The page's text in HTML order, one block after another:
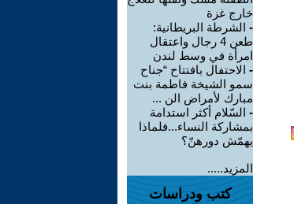
خارج غزة
- الشرطة البريطانية:
طعن 4 رجال واعتقال
امرأة في وسط لندن
- الاحتفال بافتتاح “جناح
سمو الشيخة فاطمة بنت
مبارك لأمراض الن ...
- السّلام أكثر استدامة
بمشاركة النساء...فلماذا
يهمّش دورهنّ؟
المزيد.....
كتب ودراسات